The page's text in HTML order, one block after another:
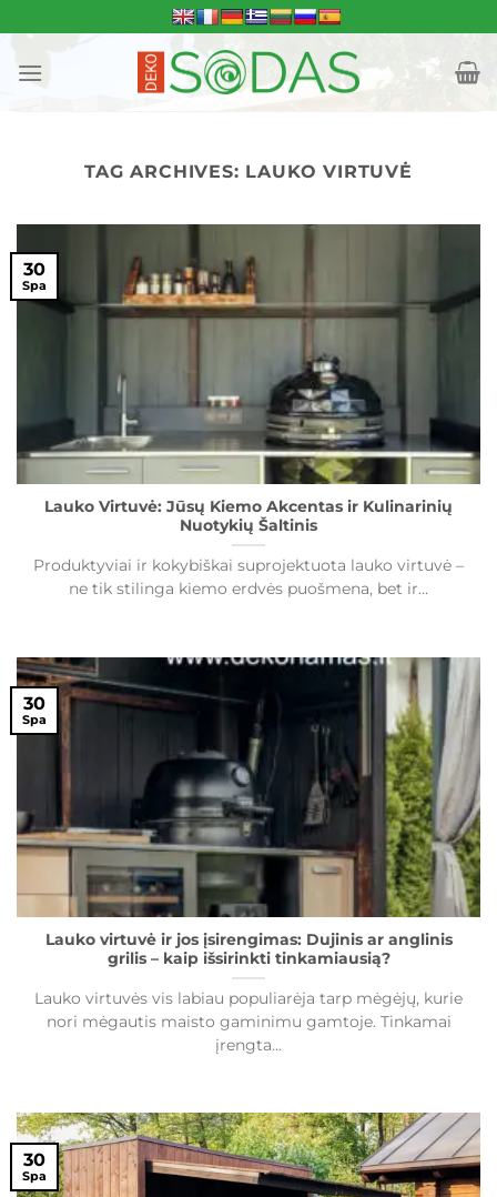
to
content
TAG ARCHIVES: LAUKO VIRTUVĖ
Lauko Virtuvė: Jūsų Kiemo Akcentas ir Kulinarinių
Nuotykių Šaltinis
Produktyviai ir kokybiškai suprojektuota lauko virtuvė –
ne tik stilinga kiemo erdvės puošmena, bet ir...
30
Spa
Lauko virtuvė ir jos įsirengimas: Dujinis ar anglinis
grilis – kaip išsirinkti tinkamiausią?
Lauko virtuvės vis labiau populiarėja tarp mėgėjų, kurie
nori mėgautis maisto gaminimu gamtoje. Tinkamai
įrengta...
30
Spa
30
Spa